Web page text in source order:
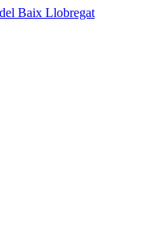
Baix Llobregat